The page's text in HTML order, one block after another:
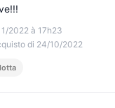
2022 à 17h23
di 24/10/2022